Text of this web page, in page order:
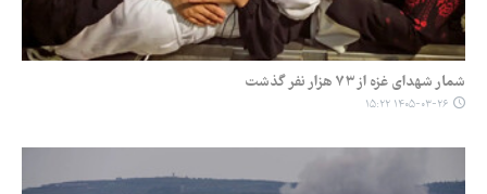
شمار شهدای غزه از ۷۳ هزار نفر گذشت
۱۴۰۵-۰۳-۲۶ ۱۵:۲۲